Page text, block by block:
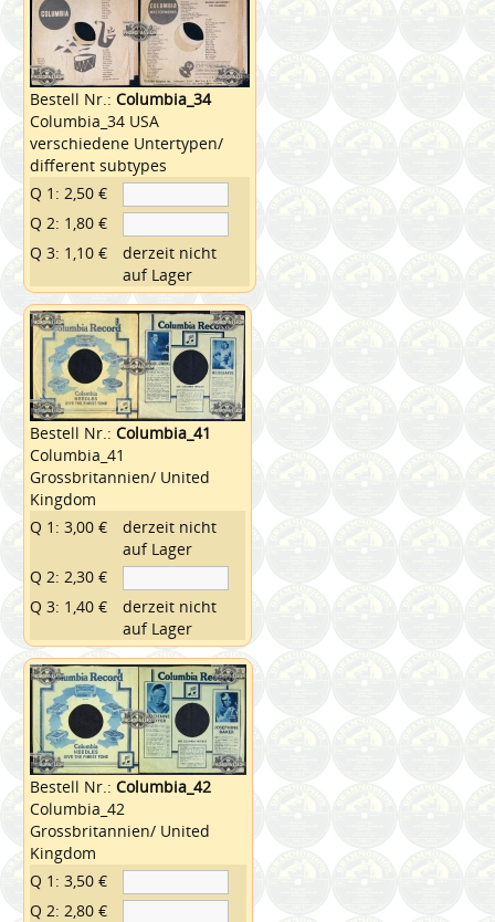
Bestell Nr.:Columbia_34
Columbia_34 USA
verschiedene Untertypen/
different subtypes
Q 1: 2,50 €
Q 2: 1,80 €
Q 3: 1,10 €
derzeit nicht
auf Lager
Bestell Nr.:Columbia_41
Columbia_41
Grossbritannien/ United
Kingdom
Q 1: 3,00 €
derzeit nicht
auf Lager
Q 2: 2,30 €
Q 3: 1,40 €
derzeit nicht
auf Lager
Bestell Nr.:Columbia_42
Columbia_42
Grossbritannien/ United
Kingdom
Q 1: 3,50 €
Q 2: 2,80 €